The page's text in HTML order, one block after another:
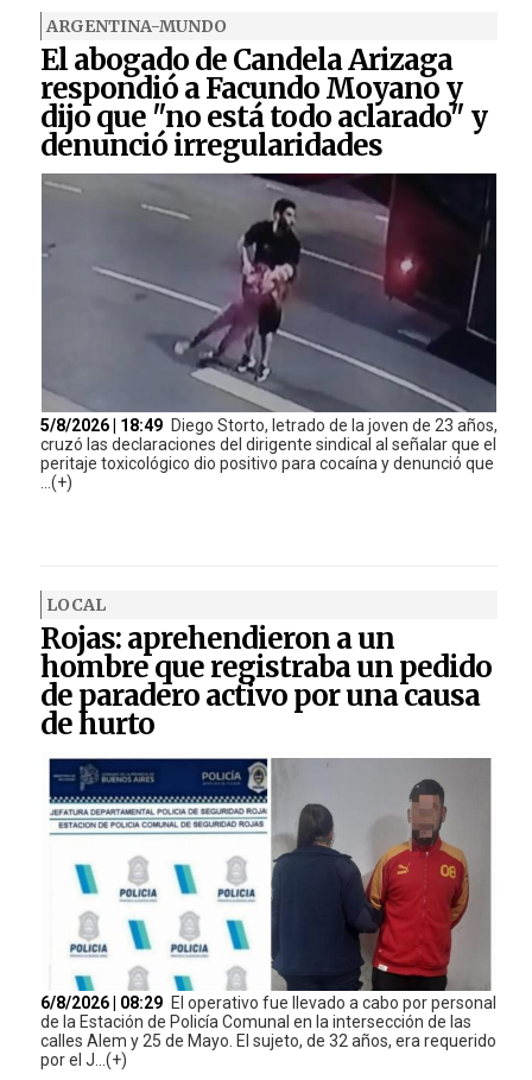
ARGENTINA-MUNDO
El abogado de Candela Arizaga
respondió a Facundo Moyano y
dijo que "no está todo aclarado" y
denunció irregularidades
5/8/2026 | 18:49 Diego Storto, letrado de la joven de 23 años,
cruzó las declaraciones del dirigente sindical al señalar que el
peritaje toxicológico dio positivo para cocaína y denunció que
...(+)
LOCAL
Rojas: aprehendieron a un
hombre que registraba un pedido
de paradero activo por una causa
de hurto
6/8/2026 | 08:29 El operativo fue llevado a cabo por personal
de la Estación de Policía Comunal en la intersección de las
calles Alem y 25 de Mayo. El sujeto, de 32 años, era requerido
por el J...(+)